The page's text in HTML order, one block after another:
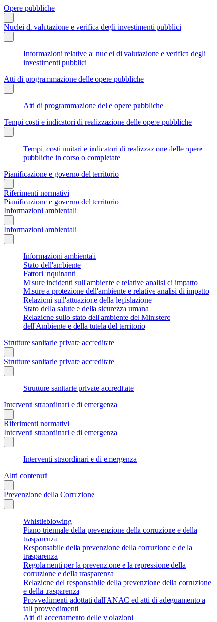
Opere pubbliche
Nuclei di valutazione e verifica degli investimenti pubblici
Informazioni relative ai nuclei di valutazione e verifica degli
investimenti pubblici
Atti di programmazione delle opere pubbliche
Atti di programmazione delle opere pubbliche
Tempi costi e indicatori di realizzazione delle opere pubbliche
Tempi, costi unitari e indicatori di realizzazione delle opere
pubbliche in corso o completate
Pianificazione e governo del territorio
Riferimenti normativi
Pianificazione e governo del territorio
Informazioni ambientali
Informazioni ambientali
Informazioni ambientali
Stato dell'ambiente
Fattori inquinanti
Misure incidenti sull'ambiente e relative analisi di impatto
Misure a protezione dell'ambiente e relative analisi di impatto
Relazioni sull'attuazione della legislazione
Stato della salute e della sicurezza umana
Relazione sullo stato dell'ambiente del Ministero
dell'Ambiente e della tutela del territorio
Strutture sanitarie private accreditate
Strutture sanitarie private accreditate
Strutture sanitarie private accreditate
Interventi straordinari e di emergenza
Riferimenti normativi
Interventi straordinari e di emergenza
Interventi straordinari e di emergenza
Altri contenuti
Prevenzione della Corruzione
Whistleblowing
Piano triennale della prevenzione della corruzione e della
trasparenza
Responsabile della prevenzione della corruzione e della
trasparenza
Regolamenti per la prevenzione e la repressione della
corruzione e della trasparenza
Relazione del responsabile della prevenzione della corruzione
e della trasparenza
Provvedimenti adottati dall'ANAC ed atti di adeguamento a
tali provvedimenti
Atti di accertamento delle violazioni